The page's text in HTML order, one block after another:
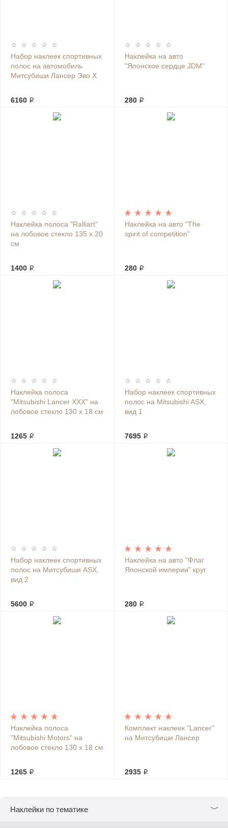
Набор наклеек спортивных
полос на автомобиль
Митсубиши Лансер Эво Х
6160 ₽
Наклейка на авто
"Японское сердце JDM"
280 ₽
Наклейка полоса "Ralliart"
на лобовое стекло 135 х 20
см
1400 ₽
Наклейка на авто "The
spirit of competition"
280 ₽
Наклейка полоса
"Mitsubishi Lancer XXX" на
лобовое стекло 130 х 18 см
1265 ₽
Набор наклеек спортивных
полос на Mitsubishi ASX,
вид 1
7695 ₽
Набор наклеек спортивных
полос на Митсубиши ASX,
вид 2
5600 ₽
Наклейка на авто "Флаг
Японской империи" круг
280 ₽
Наклейка полоса
"Mitsubishi Motors" на
лобовое стекло 130 х 18 см
1265 ₽
Комплект наклеек "Lancer"
на Митсубиши Лансер
2935 ₽
Наклейки по тематике ﹀